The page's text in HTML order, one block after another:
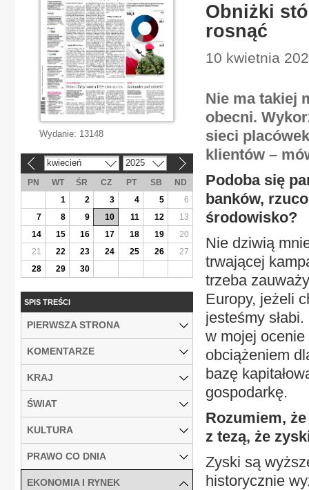
Obniżki
rosnąć
10 kwietnia
Nie ma takiej
obecni.
sieci
klientów –
Podoba się
banków,
środowisko?
Nie dziwią
trwającej
trzeba
Europy, jeżeli
jesteśmy
w mojej ocenie
obciążeniem
bazę
gospodarkę.
Rozumiem,
z tezą, że
Zyski są
historycznie
Wydanie: 13148
kwiecień 2025
PN WT ŚR CZ PT SB
ND
1
2 3 4 5
6
7
8 9 10 11 12
13
14
15 16 17 18 19
20
21
22 23 24 25 26
27
28
29 30
SPIS TREŚCI
PIERWSZA STRONA
KOMENTARZE
KRAJ
ŚWIAT
KULTURA
PRAWO CO DNIA
EKONOMIA I RYNEK